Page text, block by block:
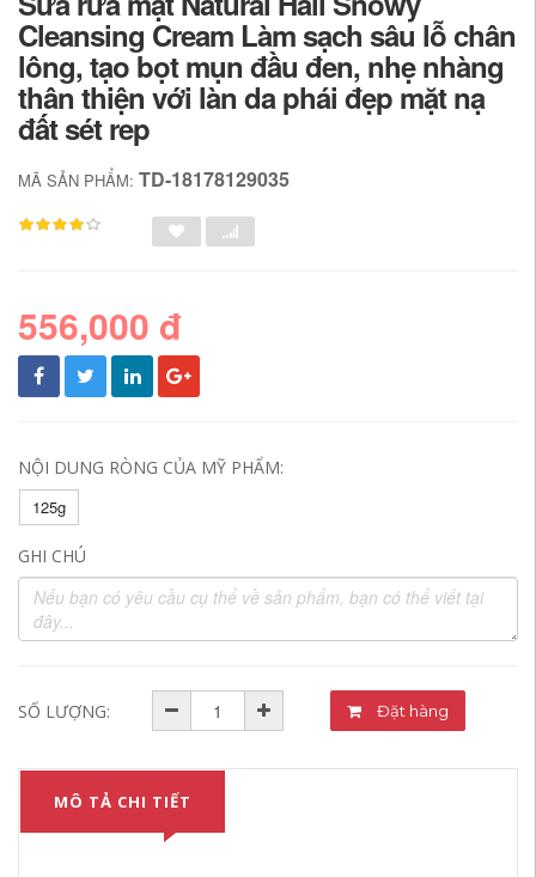
Cleansing Cream Làm sạch sâu lỗ chân
lông, tạo bọt mụn đầu đen, nhẹ nhàng
thân thiện với làn da phái đẹp mặt nạ
đất sét rep
MÃ SẢN PHẨM: TD-18178129035
556,000 đ
NỘI DUNG RÒNG CỦA MỸ PHẨM:
125g
GHI CHÚ
SỐ LƯỢNG: Đặt hàng
MÔ TẢ CHI TIẾT